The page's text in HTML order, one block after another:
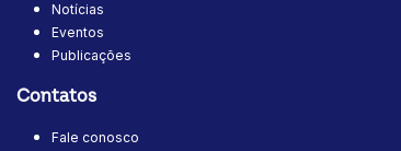
Notícias
Eventos
Publicações
Contatos
Fale conosco